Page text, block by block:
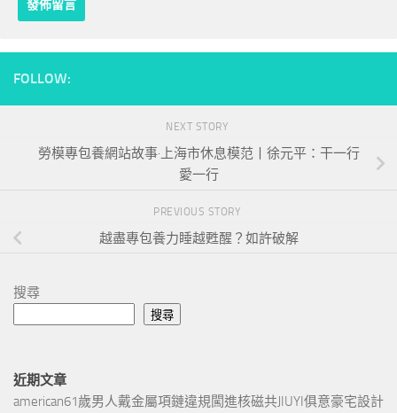
FOLLOW:
NEXT STORY
勞模專包養網站故事·上海市休息模范丨徐元平：干一行
愛一行
PREVIOUS STORY
越盡專包養力睡越甦醒？如許破解
搜尋
搜尋
近期文章
american61歲男人戴金屬項鏈違規闖進核磁共JIUYI俱意豪宅設計